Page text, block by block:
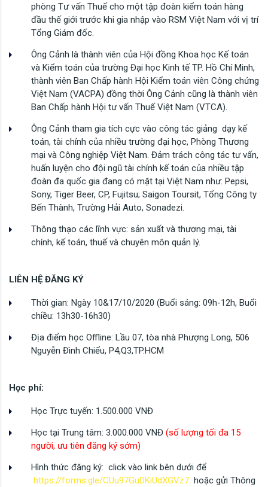
phòng Tư vấn Thuế cho một tập đoàn kiểm toán hàng
đầu thế giới trước khi gia nhập vào RSM Việt Nam với vị trí
Tổng Giám đốc.
Ông Cảnh là thành viên của Hội đồng Khoa học Kế toán
và Kiểm toán của trường Đại học Kinh tế TP. Hồ Chí Minh,
thành viên Ban Chấp hành Hội Kiểm toán viên Công chứng
Việt Nam (VACPA) đồng thời Ông Cảnh cũng là thành viên
Ban Chấp hành Hội tư vấn Thuế Việt Nam (VTCA).
Ông Cảnh tham gia tích cực vào công tác giảng dạy kế
toán, tài chính của nhiều trường đại học, Phòng Thương
mại và Công nghiệp Việt Nam. Đảm trách công tác tư vấn,
huấn luyện cho đội ngũ tài chính kế toán của nhiều tập
đoàn đa quốc gia đang có mặt tại Việt Nam như: Pepsi,
Sony, Tiger Beer, CP, Fujitsu; Saigon Toursit, Tổng Công ty
Bến Thành, Trường Hải Auto, Sonadezi.
Thông thạo các lĩnh vực: sản xuất và thương mại, tài
chính, kế toán, thuế và chuyên môn quản lý.
LIÊN HỆ ĐĂNG KÝ
Thời gian: Ngày 10&17/10/2020 (Buổi sáng: 09h-12h, Buổi
chiều: 13h30-16h30)
Địa điểm học Offline: Lầu 07, tòa nhà Phượng Long, 506
Nguyễn Đình Chiểu, P4,Q3,TP.HCM
Học phí:
Học Trực tuyến: 1.500.000 VNĐ
Học tại Trung tâm: 3.000.000 VNĐ (số lượng tối đa 15
người, ưu tiên đăng ký sớm)
Hình thức đăng ký: click vào link bên dưới để
https://forms.gle/CUu97GuDKiUdXGVz7 hoặc gửi Thông